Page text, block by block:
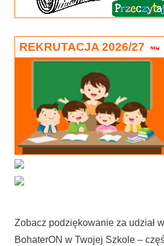
REKRUTACJA 2026/27
Zobacz podziękowanie za udział
BohaterON w Twojej Szkole –